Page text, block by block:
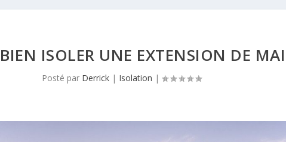
ISOLER UNE EXTENSION DE
Posté par Derrick | Isolation |